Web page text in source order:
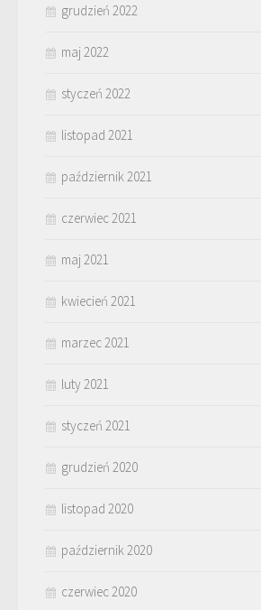
grudzień 2022
maj 2022
styczeń 2022
listopad 2021
październik 2021
czerwiec 2021
maj 2021
kwiecień 2021
marzec 2021
luty 2021
styczeń 2021
grudzień 2020
listopad 2020
październik 2020
czerwiec 2020